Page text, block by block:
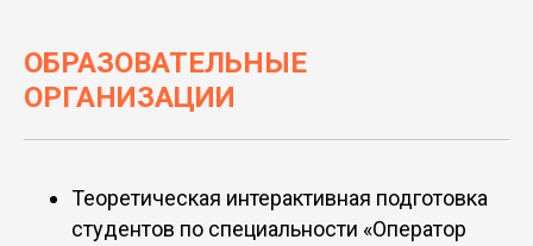
ОБРАЗОВАТЕЛЬНЫЕ
ОРГАНИЗАЦИИ
Теоретическая интерактивная подготовка
студентов по специальности «Оператор